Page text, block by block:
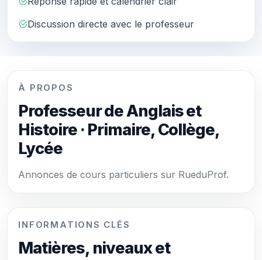
Discussion directe avec le professeur
À PROPOS
Professeur de Anglais et
Histoire · Primaire, Collège,
Lycée
Annonces de cours particuliers sur RueduProf.
INFORMATIONS CLÉS
Matières, niveaux et